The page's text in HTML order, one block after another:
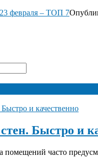
февраля – ТОП 7
Быстро и
помещений часто